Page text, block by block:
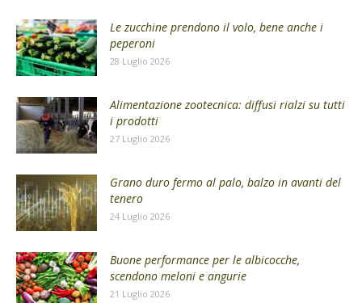
Le zucchine prendono il volo, bene anche i
peperoni
28 Luglio 2026
Alimentazione zootecnica: diffusi rialzi su tutti
i prodotti
27 Luglio 2026
Grano duro fermo al palo, balzo in avanti del
tenero
24 Luglio 2026
Buone performance per le albicocche,
scendono meloni e angurie
21 Luglio 2026